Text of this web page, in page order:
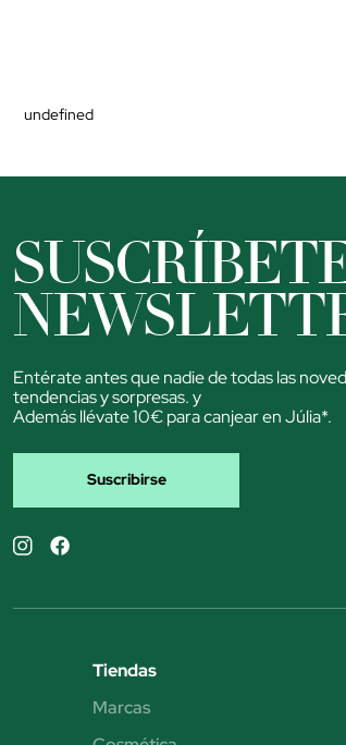
undefined
Entérate antes que nadie de todas las
tendencias y sorpresas. y
Además llévate 10€ para canjear en Júlia*.
Suscribirse
Tiendas
Marcas